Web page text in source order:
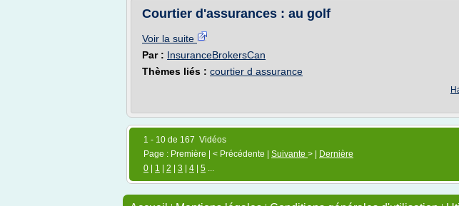
Courtier d'assurances : au golf
Voir la suite
Par : InsuranceBrokersCan
Thèmes liés : courtier d assurance
1 - 10 de 167 Vidéos
Page : Première | < Précédente | Suivante > |
Dernière
0
1 2 3 4 5 ...